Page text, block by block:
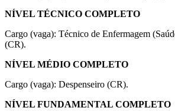
NÍVEL TÉCNICO COMPLETO
Cargo (vaga): Técnico de Enfermagem
(CR).
NÍVEL MÉDIO COMPLETO
Cargo (vaga): Despenseiro (CR).
NÍVEL FUNDAMENTAL COMPLETO